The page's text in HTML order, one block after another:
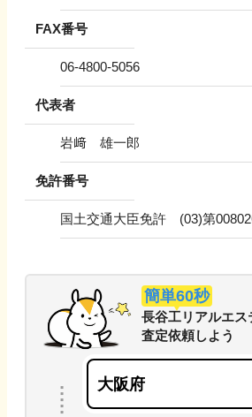
FAX番号
06-4800-5056
代表者
岩﨑 雄一郎
免許番号
国土交通大臣免許 (03)第
簡単60秒
長谷工リアルエス
査定依頼しよう